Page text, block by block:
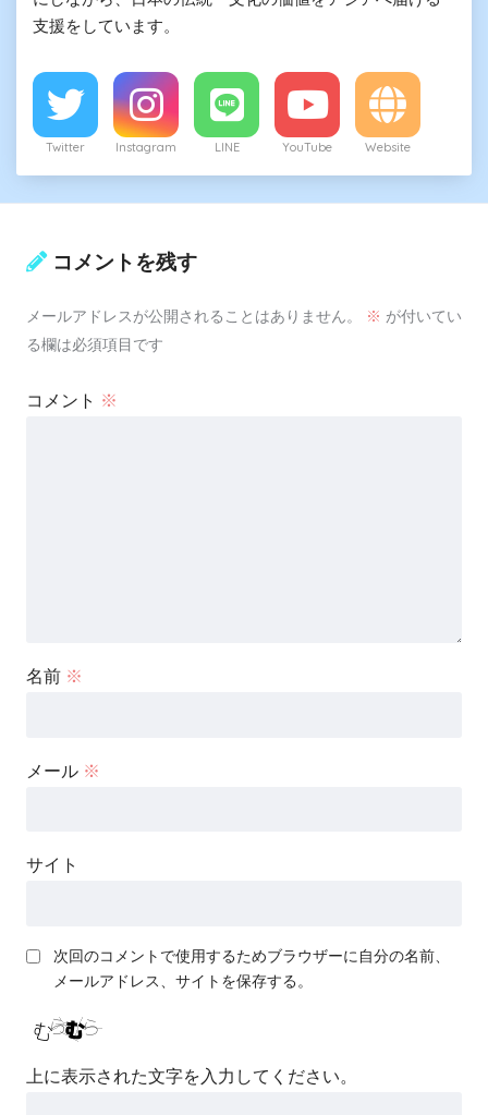
支援をしています。
Twitter Instagram LINE YouTube Website
コメントを残す
メールアドレスが公開されることはありません。 ※ が付いてい
る欄は必須項目です
コメント ※
名前 ※
メール ※
サイト
次回のコメントで使用するためブラウザーに自分の名前、
メールアドレス、サイトを保存する。
上に表示された文字を入力してください。